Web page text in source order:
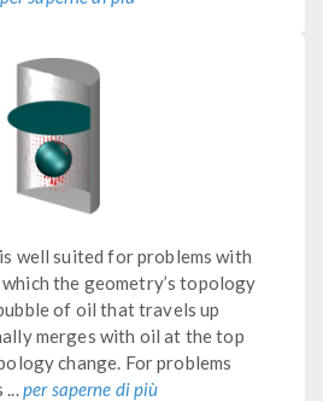
well suited for problems with
the geometry’s topology
of oil that travels up
merges with oil at the top
change. For problems
...per saperne di più